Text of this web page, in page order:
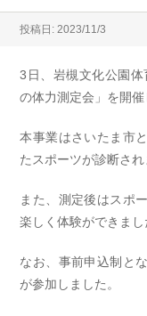
投稿日: 2023/11/3
3日、岩槻文化公園
の体力測定会」を開催
本事業はさいたま市
たスポーツが診断され
また、測定後はスポ
楽しく体験ができまし
なお、事前申込制と
が参加しました。